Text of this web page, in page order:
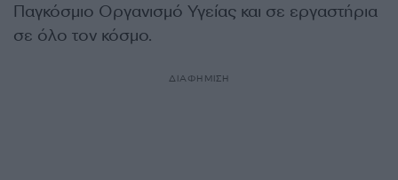
Παγκόσμιο Οργανισμό Υγείας και σε εργαστήρια
σε όλο τον κόσμο.
ΔΙΑΦΗΜΙΣΗ